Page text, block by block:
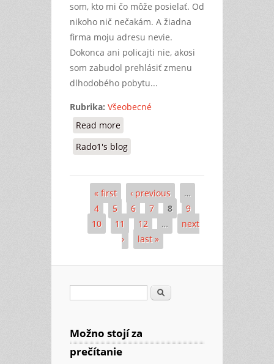
som, kto mi čo môže posielať. Od
nikoho nič nečakám. A žiadna
firma moju adresu nevie.
Dokonca ani policajti nie, akosi
som zabudol prehlásiť zmenu
dlhodobého pobytu...
Rubrika: Všeobecné
Read more
Rado1's blog
Pages« first ‹ previous
…
4
5 6 7 8
9
10
11 12 …
next
›
last »
Search
Možno stojí za
prečítanie